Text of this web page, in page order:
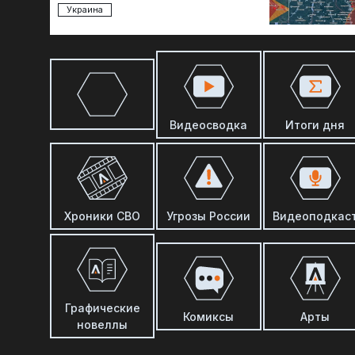
Украина
Видеосводка Итоги дня
Хроники СВО Угрозы России
Графические
новеллы
Комиксы Арты